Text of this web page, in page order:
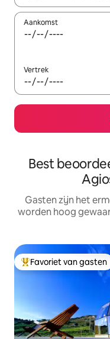
Aankomst
Vertrek
Best
Gasten zijn het
worden hoog
Topfavoriet van
Favoriet van gasten